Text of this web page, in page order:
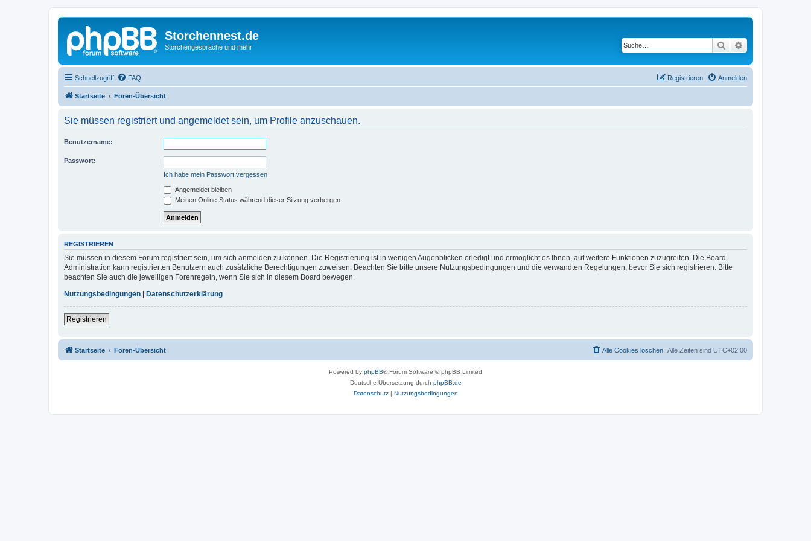
Storchennest.de
Storchengespräche und mehr Suche
Schnellzugriff FAQ Anmelden
Registrieren
Startseite Foren-Übersicht
Sie müssen registriert und angemeldet sein, um Profile anzuschauen.
Benutzername:
Passwort:
Ich habe mein Passwort vergessen
Angemeldet bleiben
Meinen Online-Status während dieser Sitzung verbergen
REGISTRIEREN
Sie müssen in diesem Forum registriert sein, um sich anmelden zu können. Die Registrierung ist in wenigen Augenblicken erledigt und ermöglicht es Ihnen, auf weitere Funktionen zuzugreifen. Die Board-
Administration kann registrierten Benutzern auch zusätzliche Berechtigungen zuweisen. Beachten Sie bitte unsere Nutzungsbedingungen und die verwandten Regelungen, bevor Sie sich registrieren. Bitte
beachten Sie auch die jeweiligen Forenregeln, wenn Sie sich in diesem Board bewegen.
Nutzungsbedingungen
Datenschutzerklärung
Registrieren
Startseite Foren-Übersicht Alle Zeiten sind UTC+02:00
Alle Cookies löschen
Powered by phpBB® Forum Software © phpBB Limited
Deutsche Übersetzung durch phpBB.de
Datenschutz| Nutzungsbedingungen